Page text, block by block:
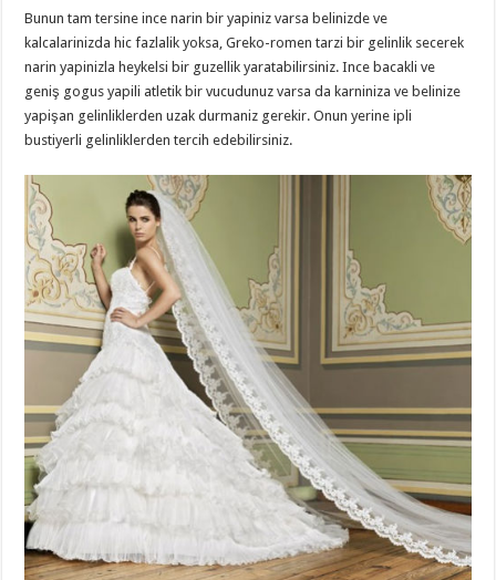
Bunun tam tersine ince narin bir yapiniz varsa belinizde ve
kalcalarinizda hic fazlalik yoksa, Greko-romen tarzi bir gelinlik secerek
narin yapinizla heykelsi bir guzellik yaratabilirsiniz. Ince bacakli ve
geniş gogus yapili atletik bir vucudunuz varsa da karniniza ve belinize
yapişan gelinliklerden uzak durmaniz gerekir. Onun yerine ipli
bustiyerli gelinliklerden tercih edebilirsiniz.